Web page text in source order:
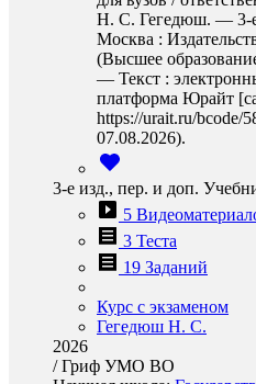
Н. С. Гегедюш. — 3-
Москва :
(Высшее
— Текст :
платформа Юрайт
https://urait.ru/bcode/
07.08.2026).
3-е изд., пер. и доп.
5
3 Теста
19 Заданий
Курс с экзаменом
Гегедюш Н. С.
2026
/Гриф УМО ВО